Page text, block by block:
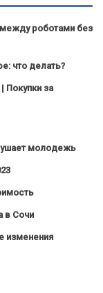
роботами без
что делать?
Покупки за
молодежь
в Сочи
изменения